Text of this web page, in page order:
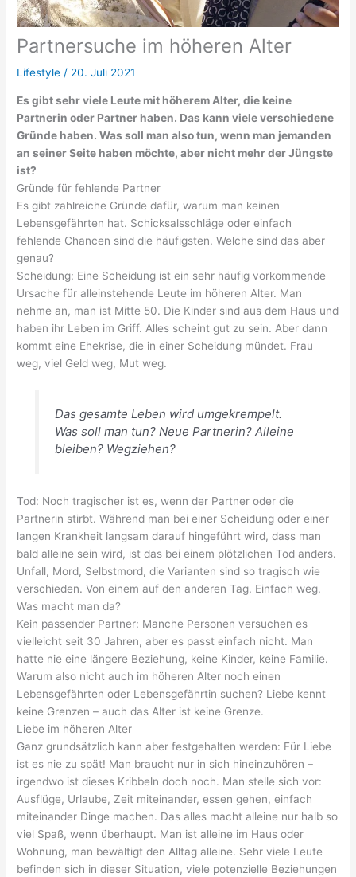
Partnersuche im höheren Alter
Lifestyle / 20. Juli 2021
Es gibt sehr viele Leute mit höherem Alter, die keine
Partnerin oder Partner haben. Das kann viele verschiedene
Gründe haben. Was soll man also tun, wenn man jemanden
an seiner Seite haben möchte, aber nicht mehr der Jüngste
ist?
Gründe für fehlende Partner
Es gibt zahlreiche Gründe dafür, warum man keinen
Lebensgefährten hat. Schicksalsschläge oder einfach
fehlende Chancen sind die häufigsten. Welche sind das aber
genau?
Scheidung: Eine Scheidung ist ein sehr häufig vorkommende
Ursache für alleinstehende Leute im höheren Alter. Man
nehme an, man ist Mitte 50. Die Kinder sind aus dem Haus und
haben ihr Leben im Griff. Alles scheint gut zu sein. Aber dann
kommt eine Ehekrise, die in einer Scheidung mündet. Frau
weg, viel Geld weg, Mut weg.
Das gesamte Leben wird umgekrempelt.
Was soll man tun? Neue Partnerin? Alleine
bleiben? Wegziehen?
Tod: Noch tragischer ist es, wenn der Partner oder die
Partnerin stirbt. Während man bei einer Scheidung oder einer
langen Krankheit langsam darauf hingeführt wird, dass man
bald alleine sein wird, ist das bei einem plötzlichen Tod anders.
Unfall, Mord, Selbstmord, die Varianten sind so tragisch wie
verschieden. Von einem auf den anderen Tag. Einfach weg.
Was macht man da?
Kein passender Partner: Manche Personen versuchen es
vielleicht seit 30 Jahren, aber es passt einfach nicht. Man
hatte nie eine längere Beziehung, keine Kinder, keine Familie.
Warum also nicht auch im höheren Alter noch einen
Lebensgefährten oder Lebensgefährtin suchen? Liebe kennt
keine Grenzen – auch das Alter ist keine Grenze.
Liebe im höheren Alter
Ganz grundsätzlich kann aber festgehalten werden: Für Liebe
ist es nie zu spät! Man braucht nur in sich hineinzuhören –
irgendwo ist dieses Kribbeln doch noch. Man stelle sich vor:
Ausflüge, Urlaube, Zeit miteinander, essen gehen, einfach
miteinander Dinge machen. Das alles macht alleine nur halb so
viel Spaß, wenn überhaupt. Man ist alleine im Haus oder
Wohnung, man bewältigt den Alltag alleine. Sehr viele Leute
befinden sich in dieser Situation, viele potenzielle Beziehungen